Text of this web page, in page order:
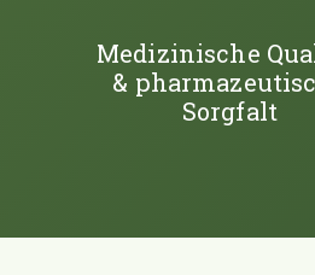
Medizinische
&
Sorgfalt